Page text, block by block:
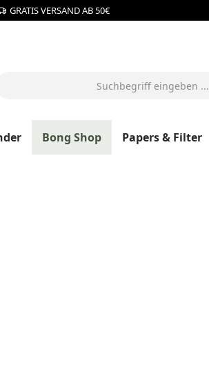
GRATIS VERSAND AB 50€
Bong Shop Papers & Filter